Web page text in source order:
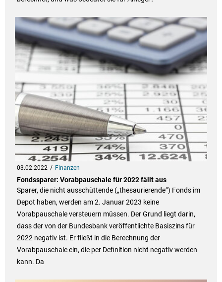
03.02.2022 Finanzen
Fondssparer: Vorabpauschale für 2022 fällt aus
Sparer, die nicht ausschüttende („thesaurierende“) Fonds im
Depot haben, werden am 2. Januar 2023 keine
Vorabpauschale versteuern müssen. Der Grund liegt darin,
dass der von der Bundesbank veröffentlichte Basiszins für
2022 negativ ist. Er fließt in die Berechnung der
Vorabpauschale ein, die per Definition nicht negativ werden
kann. Da